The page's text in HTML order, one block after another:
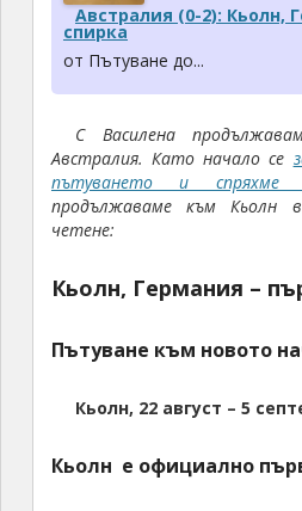
Австралия (0-2): Кьолн,
спирка
от Пътуване до...
С Василена
Австралия. Като начало се
пътуването и спряхме
продължаваме към Кьолн
четене:
Кьолн, Германия –
Пътуване към новото
Кьолн, 22 август – 5
Кьолн е официално